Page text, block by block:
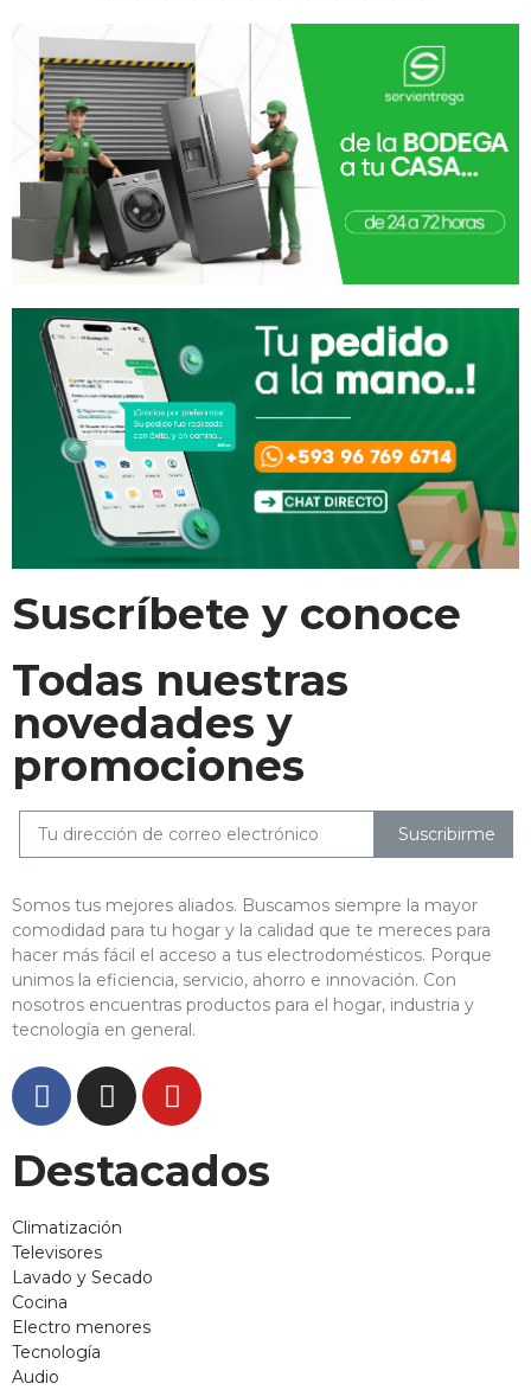
Suscríbete y conoce
Todas nuestras
novedades y
promociones
Suscribirme
Somos tus mejores aliados. Buscamos siempre la mayor
comodidad para tu hogar y la calidad que te mereces para
hacer más fácil el acceso a tus electrodomésticos. Porque
unimos la eficiencia, servicio, ahorro e innovación. Con
nosotros encuentras productos para el hogar, industria y
tecnología en general.
Destacados
Climatización
Televisores
Lavado y Secado
Cocina
Electro menores
Tecnología
Audio